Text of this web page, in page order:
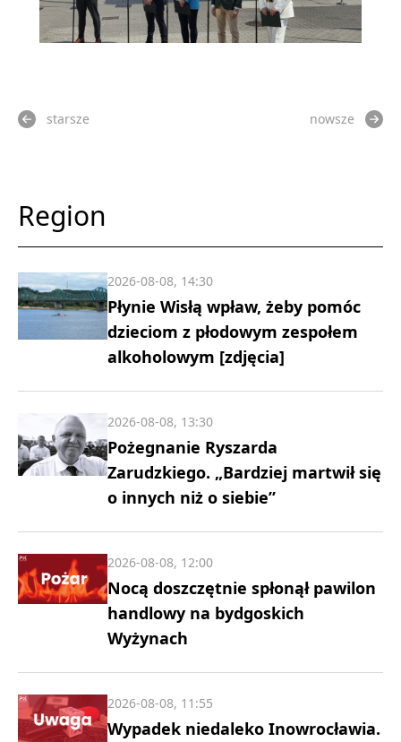
starsze nowsze
Region
Płynie Wisłą wpław, żeby pomóc
dzieciom z płodowym zespołem
alkoholowym [zdjęcia]
2026-08-08, 14:30
Pożegnanie Ryszarda
Zarudzkiego. „Bardziej martwił się
o innych niż o siebie”
2026-08-08, 13:30
Nocą doszczętnie spłonął pawilon
handlowy na bydgoskich
Wyżynach
2026-08-08, 12:00
Wypadek niedaleko Inowrocławia.
2026-08-08, 11:55